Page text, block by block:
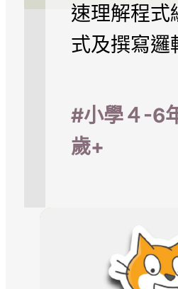
速理解程式
式及撰寫邏
#小學４-6
歲+